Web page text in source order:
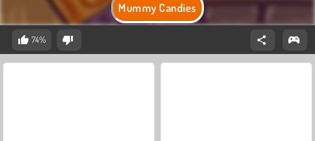
Mummy Candies
74%